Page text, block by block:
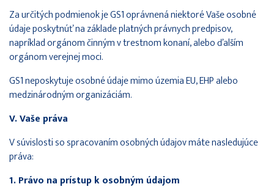
Za určitých podmienok je GS1 oprávnená niektoré Vaše osobné
údaje poskytnúť na základe platných právnych predpisov,
napríklad orgánom činným v trestnom konaní, alebo ďalším
orgánom verejnej moci.
GS1 neposkytuje osobné údaje mimo územia EU, EHP alebo
medzinárodným organizáciám.
V. Vaše práva
V súvislosti so spracovaním osobných údajov máte nasledujúce
práva:
1. Právo na prístup k osobným údajom